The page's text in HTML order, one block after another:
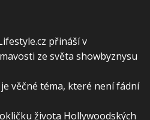
přináší v
ze světa showbyznysu
věčné téma, které není fádní
života Hollywoodských